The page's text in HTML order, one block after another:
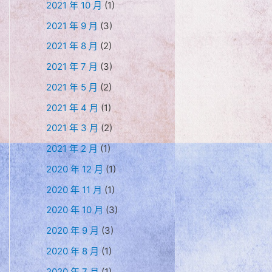
2021 年 10 月 (1)
2021 年 9 月 (3)
2021 年 8 月 (2)
2021 年 7 月 (3)
2021 年 5 月 (2)
2021 年 4 月 (1)
2021 年 3 月 (2)
2021 年 2 月 (1)
2020 年 12 月 (1)
2020 年 11 月 (1)
2020 年 10 月 (3)
2020 年 9 月 (3)
2020 年 8 月 (1)